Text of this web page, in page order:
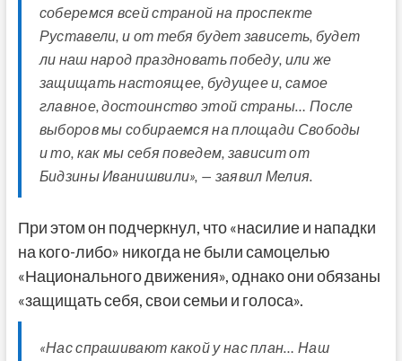
соберемся всей страной на проспекте
Руставели, и от тебя будет зависеть, будет
ли наш народ праздновать победу, или же
защищать настоящее, будущее и, самое
главное, достоинство этой страны… После
выборов мы собираемся на площади Свободы
и то, как мы себя поведем, зависит от
Бидзины Иванишвили», — заявил Мелия.
При этом он подчеркнул, что «насилие и нападки
на кого-либо» никогда не были самоцелью
«Национального движения», однако они обязаны
«защищать себя, свои семьи и голоса».
«Нас спрашивают какой у нас план… Наш